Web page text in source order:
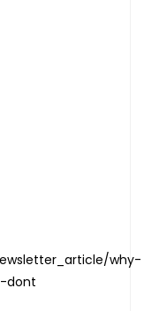
why-
dont